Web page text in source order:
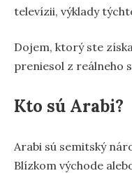
televízii, výklady
Dojem, ktorý ste
preniesol z reálneho
Kto sú Arabi?
Arabi sú semitský
Blízkom východe